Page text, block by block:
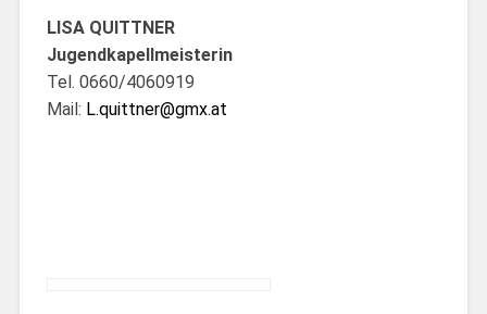
LISA QUITTNER
Jugendkapellmeisterin
Tel. 0660/4060919
Mail: L.quittner@gmx.at